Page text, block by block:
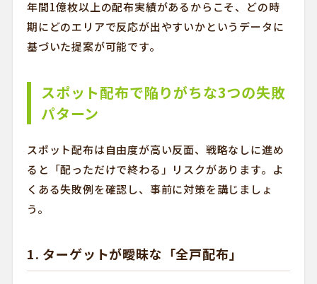
年間1億枚以上の配布実績があるからこそ、どの時
期にどのエリアで反応が出やすいかというデータに
基づいた提案が可能です。
スポット配布で陥りがちな3つの失敗
パターン
スポット配布は自由度が高い反面、戦略なしに進め
ると「配っただけで終わる」リスクがあります。よ
くある失敗例を確認し、事前に対策を講じましょ
う。
1. ターゲットが曖昧な「全戸配布」